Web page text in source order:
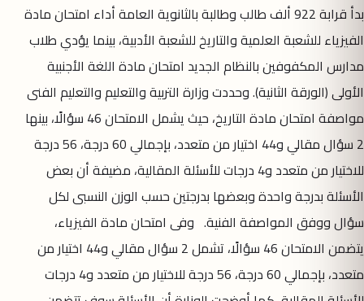
بدأ قرابة 922 ألف طالب وطالبة بالثانوية العامة أداء امتحان مادة
الفيزياء للشعبة العلمية والتاريخ للشعبة الأدبية، بينما يؤدي طلاب
مدارس المكفوفين بالنظام الجديد امتحان مادة اللغة الأجنبية
الأولى (الورقة الثانية). وحددت وزارة التربية والتعليم والتعليم الفنى
مواصفة امتحان مادة التاريخ، حيث يشمل الامتحان 46 سؤالًا، بينها
2 سؤال مقالي و44 اختيار من متعدد، بإجمالي 60 درجة، 56 درجة
للاختيار من متعدد و4 درجات للأسئلة المقالية، مضيفة أن بعض
الأسئلة بدرجة واحدة وبعضها بدرجتين حسب الوزن النسبى لكل
سؤال ووفق المواصفة الفنية. وفى امتحان مادة الفيزياء،
يتضمن الامتحان 46 سؤالًا، تشمل 2 سؤال مقالي و44 اختيار من
متعدد، بإجمالي 60 درجة، 56 درجة للاختيار من متعدد و4 درجات